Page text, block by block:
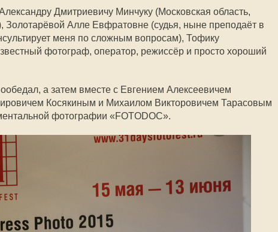
Дмитриевичу Минчуку (Московская область,
Золотарёвой Алле Евфратовне (судья, ныне преподаёт в
меня по сложным вопросам), Тофику
фотограф, оператор, режиссёр и просто хороший
а затем вместе с Евгением Алексеевичем
Косякиным и Михаилом Викторовичем Тарасовым
фотографии «FOTODOC».